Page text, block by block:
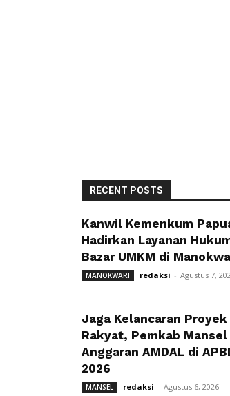
RECENT POSTS
Kanwil Kemenkum
Hadirkan Layanan
Bazar UMKM di
MANOKWARI redaksi - Agustus 7,
Jaga Kelancaran
Rakyat, Pemkab Mansel
Anggaran AMDAL di
2026
MANSEL redaksi - Agustus 6, 2026